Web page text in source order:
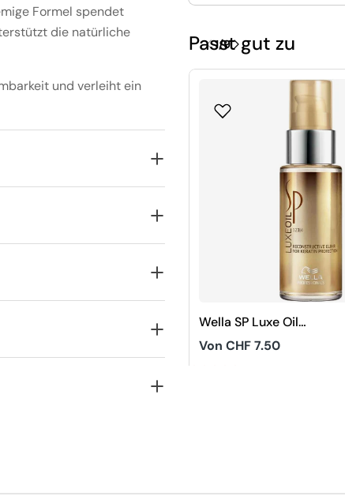
Formel spendet
die natürliche
und verleiht ein
Passt gut zu
Wella SP Luxe Oil
Reconstructive Elixir
Regulärer
Von CHF 7.50
1/9